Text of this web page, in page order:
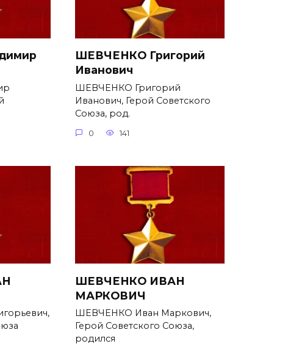
ШЕВЧЕНКО Григорий
Иванович
ШЕВЧЕНКО Григорий
Иванович, Герой Советского
Союза, род.
0 141
ШЕВЧЕНКО ИВАН
МАРКОВИЧ
ШЕВЧЕНКО Иван Маркович,
Герой Советского Союза,
родился